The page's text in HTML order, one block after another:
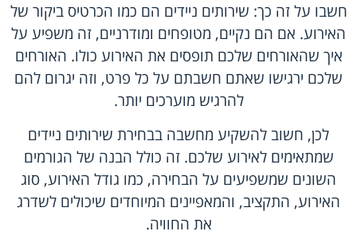
חשבו על זה כך: שירותים ניידים הם כמו הכרטיס ביקור של
האירוע. אם הם נקיים, מטופחים ומודרניים, זה משפיע על
איך שהאורחים שלכם תופסים את האירוע כולו. האורחים
שלכם ירגישו שאתם חשבתם על כל פרט, וזה יגרום להם
להרגיש מוערכים יותר.
לכן, חשוב להשקיע מחשבה בבחירת שירותים ניידים
שמתאימים לאירוע שלכם. זה כולל הבנה של הגורמים
השונים שמשפיעים על הבחירה, כמו גודל האירוע, סוג
האירוע, התקציב, והמאפיינים המיוחדים שיכולים לשדרג
את החוויה.